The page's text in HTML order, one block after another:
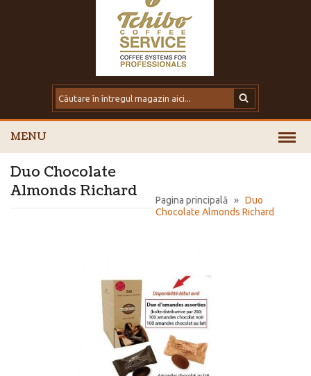
MENU
Pagina principală » Duo
Chocolate Almonds Richard
Duo Chocolate
Almonds Richard